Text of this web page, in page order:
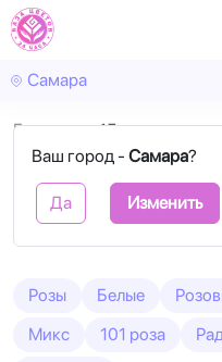
Самара
Ваш город - Самара?
Да Изменить
Главная 15 роз
15 роз букеты
Розы Белые
Микс
101 роза